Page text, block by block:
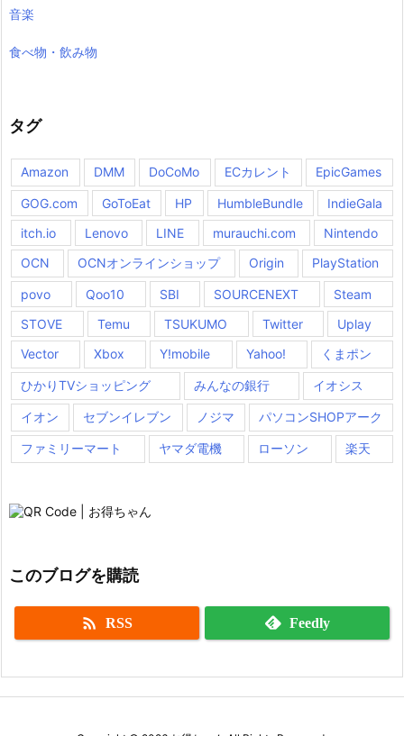
音楽
食べ物・飲み物
タグ
Amazon DMM DoCoMo ECカレント EpicGames
GOG.com GoToEat HP HumbleBundle
IndieGala
itch.io
Lenovo LINE murauchi.com
Nintendo
OCN
OCNオンラインショップ Origin PlayStation
povo Qoo10 SBI SOURCENEXT
Steam
STOVE
Temu TSUKUMO Twitter
Uplay
Vector
Xbox Y!mobile Yahoo! くまポン
ひかりTVショッピング みんなの銀行 イオシス
イオン セブンイレブン ノジマ パソコンSHOPアーク
ファミリーマート ヤマダ電機 ローソン 楽天
このブログを購読
 RSS Feedly